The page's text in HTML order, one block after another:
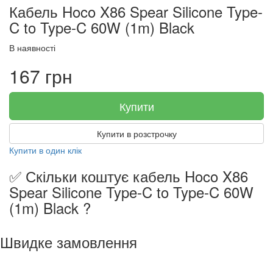
Кабель Hoco X86 Spear Silicone Type-
C to Type-C 60W (1m) Black
В наявності
167 грн
Купити
Купити в розстрочку
Купити в один клік
✅ Скільки коштує кабель Hoco X86
Spear Silicone Type-C to Type-C 60W
(1m) Black ?
Швидке замовлення